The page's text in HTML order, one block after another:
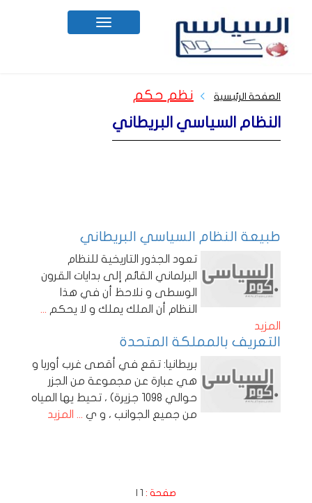
Toggle
navigation
الصفحة الرئيسية نظم حكم
النظام السياسي البريطاني
طبيعة النظام السياسي البريطاني
تعود الجذور التاريخية للنظام
البرلماني القائم إلى بدايات القرون
الوسطى و نلاحظ أن في هذا
النظام أن الملك يملك و لا يحكم ...
المزيد
التعريف بالمملكة المتحدة
بريطانيا: تقع في أقصى غرب أوربا و
هي عبارة عن مجموعة من الجزر
حوالي 1098 جزيرة) ، تحيط يها المياه
من جميع الجوانب ، و ي ... المزيد
صفحة : 1